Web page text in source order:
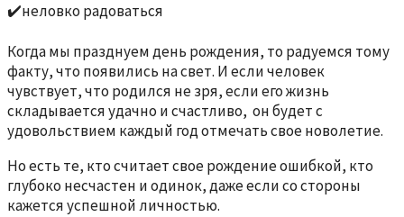
✔️неловко радоваться
Когда мы празднуем день рождения, то радуемся тому
факту, что появились на свет. И если человек
чувствует, что родился не зря, если его жизнь
складывается удачно и счастливо, он будет с
удовольствием каждый год отмечать свое новолетие.
Но есть те, кто считает свое рождение ошибкой, кто
глубоко несчастен и одинок, даже если со стороны
кажется успешной личностью.